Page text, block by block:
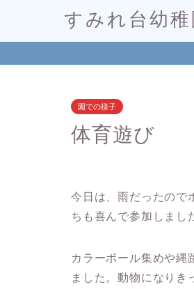
すみれ台幼稚
園での様子
体育遊び
今日は、雨だったので
ちも喜んで参加しまし
カラーボール集めや縄
ました。動物になりき